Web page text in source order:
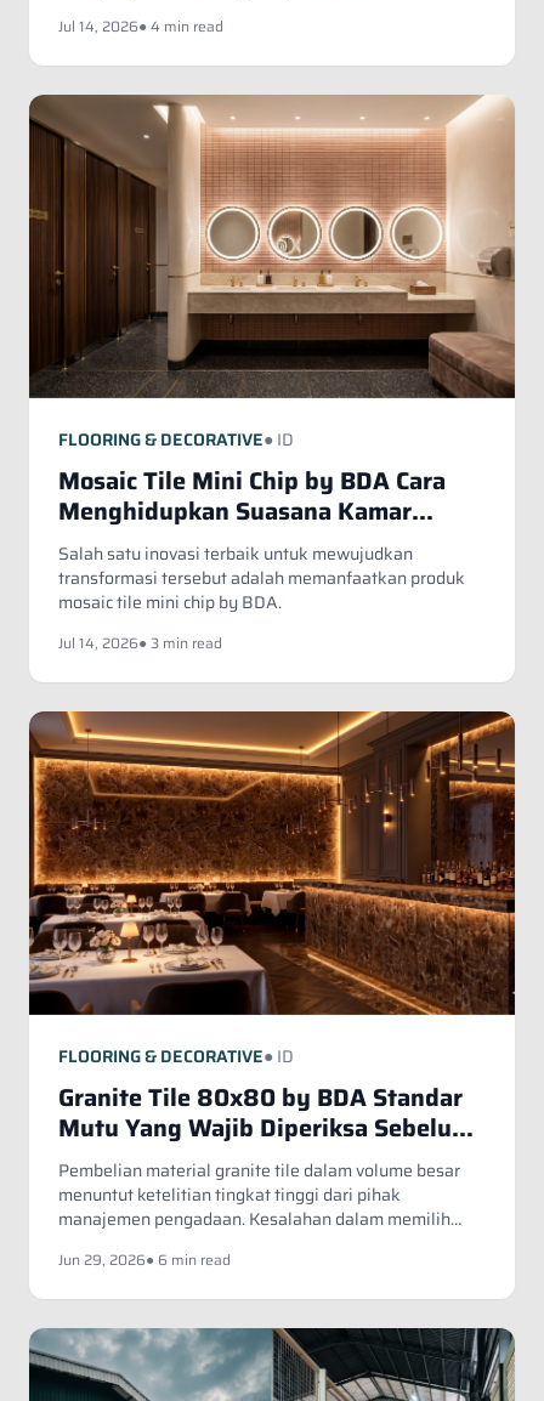
Pergeseran ini bukan tanpa alasan kuat; ini didorong
oleh marmer alam.
Jul 14, 2026● 4 min read
FLOORING & DECORATIVE● ID
Mosaic Tile Mini Chip by BDA Cara
Menghidupkan Suasana Kamar
Mandi Lewat Aplikasi Dinding
Bertekstur Unik
Salah satu inovasi terbaik untuk mewujudkan
transformasi tersebut adalah memanfaatkan produk
mosaic tile mini chip by BDA.
Jul 14, 2026● 3 min read
FLOORING & DECORATIVE● ID
Granite Tile 80x80 by BDA Standar
Mutu Yang Wajib Diperiksa Sebelum
Pembelian Skala Besar
Pembelian material granite tile dalam volume besar
menuntut ketelitian tingkat tinggi dari pihak
manajemen pengadaan. Kesalahan dalam memilih
operasional dan kemunduran jadwal serah terima
Jun 29, 2026● 6 min read